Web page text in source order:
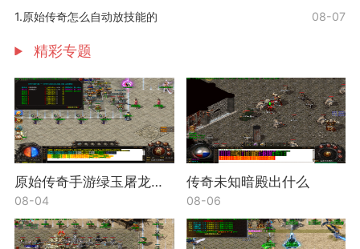
1.原始传奇怎么自动放技能的
08-07
精彩专题
原始传奇手游绿玉屠龙属性怎么加
08-04
传奇未知暗殿出什么
08-06